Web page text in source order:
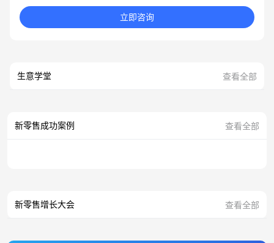
立即咨询
生意学堂 查看全部
新零售成功案例 查看全部
新零售增长大会 查看全部